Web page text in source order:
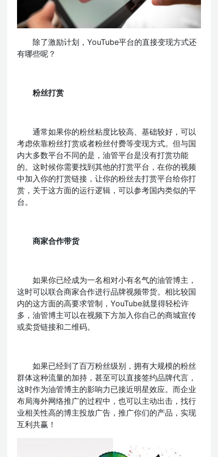
除了激励计划，YouTube平台的直接变现方式还
有哪些呢？
粉丝打赏
通常如果你的粉丝粘度比较高、基础较好，可以
考虑依靠粉丝打赏或者粉丝付费等变现方式。但与国
内大多数平台不同的是，油管平台是没有打赏功能
的。这时候你需要找到其他的打赏平台，在你的视频
中加入你的打赏链接，让你的粉丝去打赏平台给你打
赏，关于这方面的运行逻辑，可以参考国内类似的平
台。
商家合作带货
如果你已经成为一名相对小有名气的油管博主，
这时可以联合商家合作进行品牌视频带货。相比较国
内的这方面的高要求管制，YouTube就显得轻松许
多，油管博主可以在视频下方加入你自己的商城宣传
或卖货链接和二维码。
如果已经到了百万粉丝级别，拥有大规模的粉丝
群体这种流量的加持，甚至可以直接签约品牌代言，
这时作为油管博主的影响力已接近明星效应。而企业
布局海外网络推广的过程中，也可以主动出击，找行
业相关性高的博主投放广告，推广你们的产品，实现
互利共赢！